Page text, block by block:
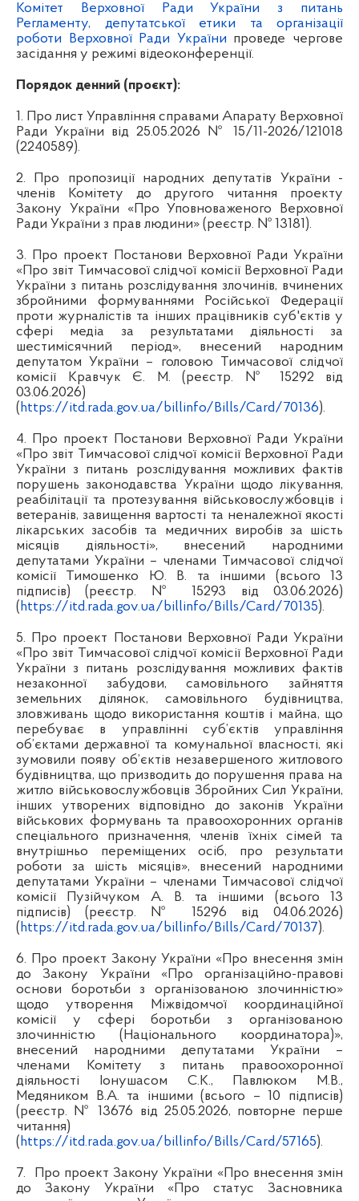
Комітет Верховної Ради України з питань
Регламенту, депутатської етики та організації
роботи Верховної Ради України проведе чергове
засідання у режимі відеоконференції.
Порядок денний (проєкт):
1. Про лист Управління справами Апарату Верховної
Ради України від 25.05.2026 № 15/11-2026/121018
(2240589).
2. Про пропозиції народних депутатів України -
членів Комітету до другого читання проекту
Закону України «Про Уповноваженого Верховної
Ради України з прав людини» (реєстр. № 13181).
3. Про проект Постанови Верховної Ради України
«Про звіт Тимчасової слідчої комісії Верховної Ради
України з питань розслідування злочинів, вчинених
збройними формуваннями Російської Федерації
проти журналістів та інших працівників суб'єктів у
сфері медіа за результатами діяльності за
шестимісячний період», внесений народним
депутатом України – головою Тимчасової слідчої
комісії Кравчук Є. М. (реєстр. № 15292 від
03.06.2026)
(https://itd.rada.gov.ua/billinfo/Bills/Card/70136).
4. Про проект Постанови Верховної Ради України
«Про звіт Тимчасової слідчої комісії Верховної Ради
України з питань розслідування можливих фактів
порушень законодавства України щодо лікування,
реабілітації та протезування військовослужбовців і
ветеранів, завищення вартості та неналежної якості
лікарських засобів та медичних виробів за шість
місяців діяльності», внесений народними
депутатами України – членами Тимчасової слідчої
комісії Тимошенко Ю. В. та іншими (всього 13
підписів) (реєстр. № 15293 від 03.06.2026)
(https://itd.rada.gov.ua/billinfo/Bills/Card/70135).
5. Про проект Постанови Верховної Ради України
«Про звіт Тимчасової слідчої комісії Верховної Ради
України з питань розслідування можливих фактів
незаконної забудови, самовільного зайняття
земельних ділянок, самовільного будівництва,
зловживань щодо використання коштів і майна, що
перебуває в управлінні суб’єктів управління
об’єктами державної та комунальної власності, які
зумовили появу об’єктів незавершеного житлового
будівництва, що призводить до порушення права на
житло військовослужбовців Збройних Сил України,
інших утворених відповідно до законів України
військових формувань та правоохоронних органів
спеціального призначення, членів їхніх сімей та
внутрішньо переміщених осіб, про результати
роботи за шість місяців», внесений народними
депутатами України – членами Тимчасової слідчої
комісії Пузійчуком А. В. та іншими (всього 13
підписів) (реєстр. № 15296 від 04.06.2026)
(https://itd.rada.gov.ua/billinfo/Bills/Card/70137).
6. Про проект Закону України «Про внесення змін
до Закону України «Про організаційно-правові
основи боротьби з організованою злочинністю»
щодо утворення Міжвідомчої координаційної
комісії у сфері боротьби з організованою
злочинністю (Національного координатора)»,
внесений народними депутатами України –
членами Комітету з питань правоохоронної
діяльності Іонушасом С.К., Павлюком М.В.,
Медяником В.А. та іншими (всього – 10 підписів)
(реєстр. № 13676 від 25.05.2026, повторне перше
читання)
(https://itd.rada.gov.ua/billinfo/Bills/Card/57165).
7.
Про проект Закону України «Про внесення змін
до Закону України «Про статус Засновника